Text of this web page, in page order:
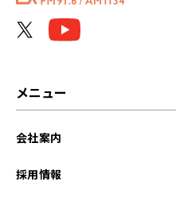
メニュー
会社案内
採用情報